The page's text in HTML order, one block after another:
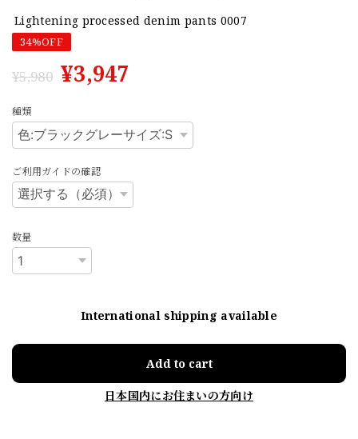
Lightening processed denim pants 0007
34%OFF
¥5,980 ¥3,947
種類
ご利用ガイドの確認
数量
International shipping available
Add to cart
日本国内にお住まいの方向け